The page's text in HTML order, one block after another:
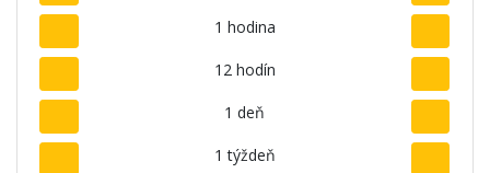
1 hodina
12 hodín
1 deň
1 týždeň